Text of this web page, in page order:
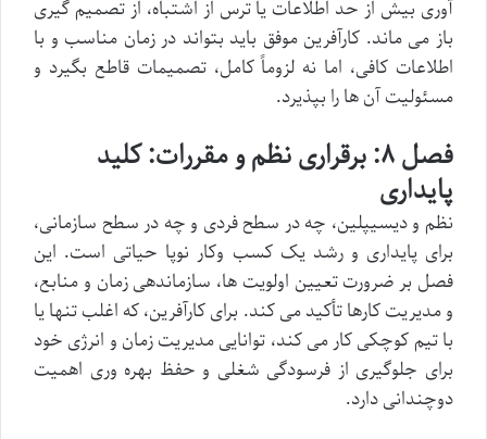
آوری بیش از حد اطلاعات یا ترس از اشتباه، از تصمیم گیری
باز می ماند. کارآفرین موفق باید بتواند در زمان مناسب و با
اطلاعات کافی، اما نه لزوماً کامل، تصمیمات قاطع بگیرد و
مسئولیت آن ها را بپذیرد.
فصل ۸: برقراری نظم و مقررات: کلید
پایداری
نظم و دیسیپلین، چه در سطح فردی و چه در سطح سازمانی،
برای پایداری و رشد یک کسب وکار نوپا حیاتی است. این
فصل بر ضرورت تعیین اولویت ها، سازماندهی زمان و منابع،
و مدیریت کارها تأکید می کند. برای کارآفرین، که اغلب تنها یا
با تیم کوچکی کار می کند، توانایی مدیریت زمان و انرژی خود
برای جلوگیری از فرسودگی شغلی و حفظ بهره وری اهمیت
دوچندانی دارد.